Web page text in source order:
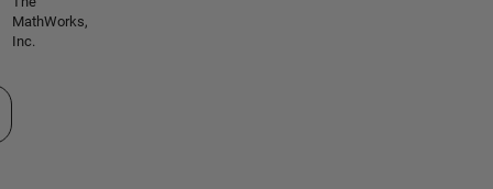
MathWorks,
Inc.
un site web